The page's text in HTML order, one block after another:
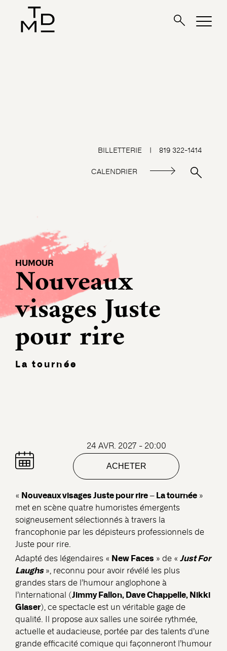
BILLETTERIE | 819 322-1414
CALENDRIER
HUMOUR
Nouveaux
visages Juste
pour rire
La tournée
24 AVR. 2027 - 20:00
ACHETER
« Nouveaux visages Juste pour rire – La tournée »
met en scène quatre humoristes émergents
soigneusement sélectionnés à travers la
francophonie par les dépisteurs professionnels de
Juste pour rire.
Adapté des légendaires « New Faces » de « Just For
Laughs», reconnu pour avoir révélé les plus
grandes stars de l’humour anglophone à
l’international (Jimmy Fallon, Dave Chappelle, Nikki
Glaser), ce spectacle est un véritable gage de
qualité. Il propose aux salles une soirée rythmée,
actuelle et audacieuse, portée par des talents d’une
grande efficacité comique qui façonneront l’humour